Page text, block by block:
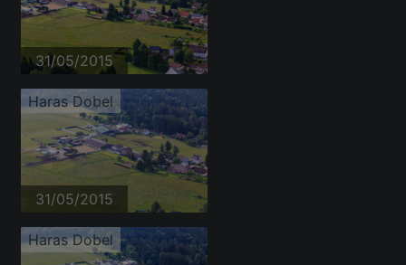
31/05/2015
Haras Dobel
31/05/2015
Haras Dobel